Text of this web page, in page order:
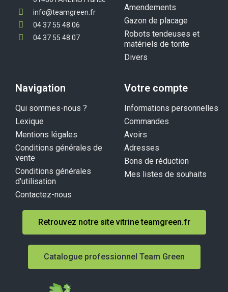
info@teamgreen.fr
04 37 55 48 06
04 37 55 48 07
Amendements
Gazon de placage
Robots tendeuses et
matériels de tonte
Divers
Navigation
Qui sommes-nous ?
Lexique
Mentions légales
Conditions générales de
vente
Conditions générales
d'utilisation
Contactez-nous
Votre compte
Informations personnelles
Commandes
Avoirs
Adresses
Bons de réduction
Mes listes de souhaits
Retrouvez notre site vitrine teamgreen.fr
Catalogue professionnel Team Green